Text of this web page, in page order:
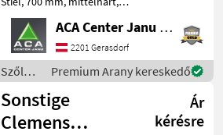
Vorführgerät. Wurde nur 1 x
eingesetzt. Szőlészeti gépek
Tőketisztító
ACA Center Janu GmbH
2201 Gerasdorf
Szőlészeti
gépek /
Clemens
Premium Arany kereskedő
Sonstige
Clemens
Ár
kérésre